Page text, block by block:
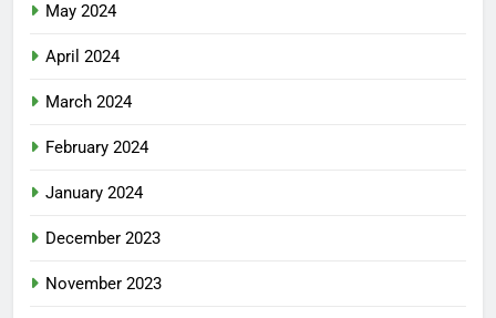
May 2024
April 2024
March 2024
February 2024
January 2024
December 2023
November 2023